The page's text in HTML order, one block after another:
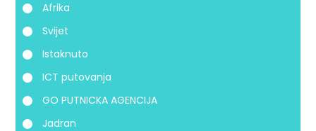
Afrika
Svijet
Istaknuto
ICT putovanja
GO PUTNICKA AGENCIJA
Jadran